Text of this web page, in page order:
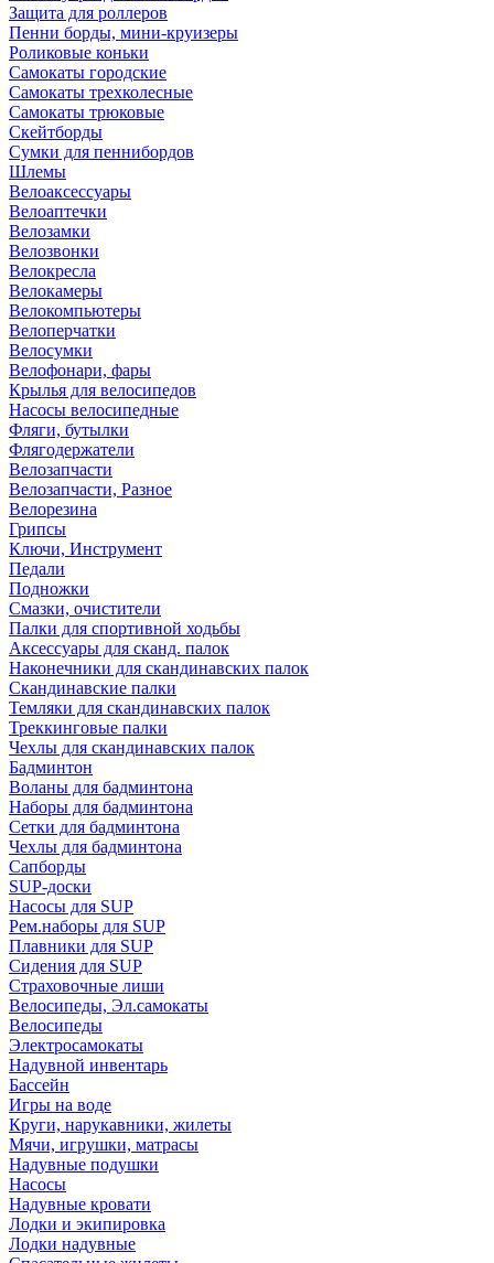
Защита для роллеров
Пенни борды, мини-круизеры
Роликовые коньки
Самокаты городские
Самокаты трехколесные
Самокаты трюковые
Скейтборды
Сумки для пеннибордов
Шлемы
Велоаксессуары
Велоаптечки
Велозамки
Велозвонки
Велокресла
Велокамеры
Велокомпьютеры
Велоперчатки
Велосумки
Велофонари, фары
Крылья для велосипедов
Насосы велосипедные
Фляги, бутылки
Флягодержатели
Велозапчасти
Велозапчасти, Разное
Велорезина
Грипсы
Ключи, Инструмент
Педали
Подножки
Смазки, очистители
Палки для спортивной ходьбы
Аксессуары для сканд. палок
Наконечники для скандинавских палок
Скандинавские палки
Темляки для скандинавских палок
Треккинговые палки
Чехлы для скандинавских палок
Бадминтон
Воланы для бадминтона
Наборы для бадминтона
Сетки для бадминтона
Чехлы для бадминтона
Сапборды
SUP-доски
Насосы для SUP
Рем.наборы для SUP
Плавники для SUP
Сидения для SUP
Страховочные лиши
Велосипеды, Эл.самокаты
Велосипеды
Электросамокаты
Надувной инвентарь
Бассейн
Игры на воде
Круги, нарукавники, жилеты
Мячи, игрушки, матрасы
Надувные подушки
Насосы
Надувные кровати
Лодки и экипировка
Лодки надувные